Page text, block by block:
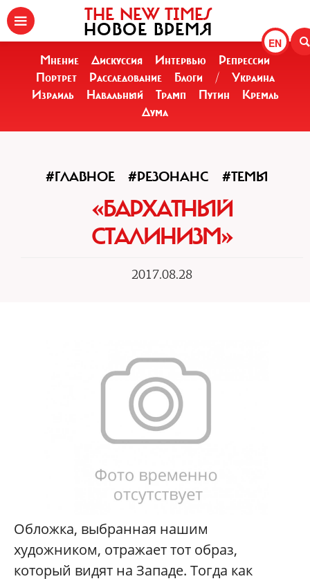
EN
THE NEW TIMES
НОВОЕ ВРЕМЯ
Мнение Дискуссия Интервью
Репрессии
Портрет
Расследование Блоги /
Украина
Израиль
Навальный Трамп Путин
Кремль
Дума
#ГЛАВНОЕ #РЕЗОНАНС #ТЕМЫ
«БАРХАТНЫЙ
СТАЛИНИЗМ»
2017.08.28
Обложка, выбранная нашим
художником, отражает тот образ,
который видят на Западе. Тогда как